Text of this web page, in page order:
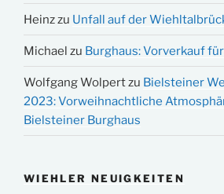
Heinzzu Unfall auf der
Michael zu Burghaus: Vorverkauf
Wolfgang Wolpertzu Bielsteiner
2023: Vorweihnachtliche
Bielsteiner Burghaus
WIEHLER NEUIGKEITEN